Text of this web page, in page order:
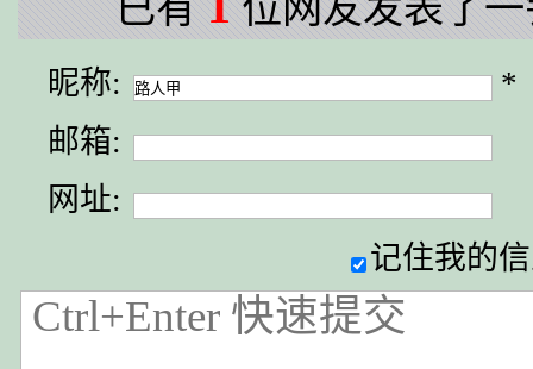
已有 位网友发表了
昵称:
*
邮箱:
网址:
记住我的